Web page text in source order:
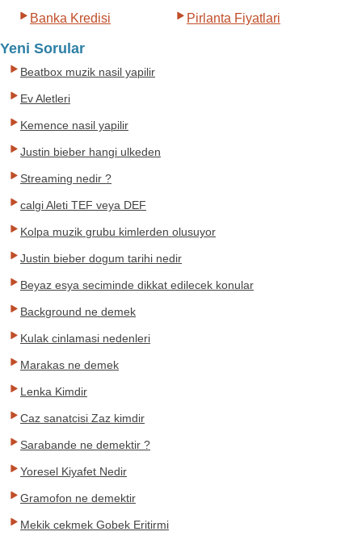
Banka Kredisi
Pirlanta Fiyatlari
Yeni Sorular
Beatbox muzik nasil yapilir
Ev Aletleri
Kemence nasil yapilir
Justin bieber hangi ulkeden
Streaming nedir ?
calgi Aleti TEF veya DEF
Kolpa muzik grubu kimlerden olusuyor
Justin bieber dogum tarihi nedir
Beyaz esya seciminde dikkat edilecek konular
Background ne demek
Kulak cinlamasi nedenleri
Marakas ne demek
Lenka Kimdir
Caz sanatcisi Zaz kimdir
Sarabande ne demektir ?
Yoresel Kiyafet Nedir
Gramofon ne demektir
Mekik cekmek Gobek Eritirmi